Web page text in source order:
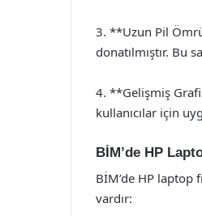
3. **Uzun Pil
donatılmıştır. Bu
4. **Gelişmiş
kullanıcılar için
BİM’de HP
BİM’de HP laptop
vardır: